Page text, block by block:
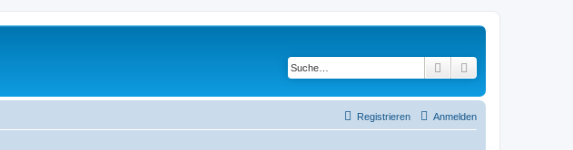
Suche
Anmelden
Registrieren